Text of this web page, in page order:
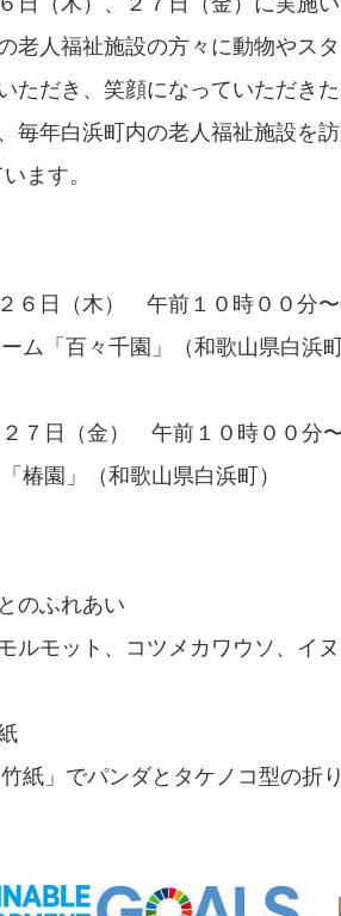
老人福祉施設の方々に動物やス
ただき、笑顔になっていただき
毎年白浜町内の老人福祉施設を
ます。
６日（木） 午前１０時００分
ム「百々千園」（和歌山県白浜町
２７日（金） 午前１０時００分
椿園」（和歌山県白浜町）
のふれあい
モット、コツメカワウソ、イ
紙」でパンダとタケノコ型の折